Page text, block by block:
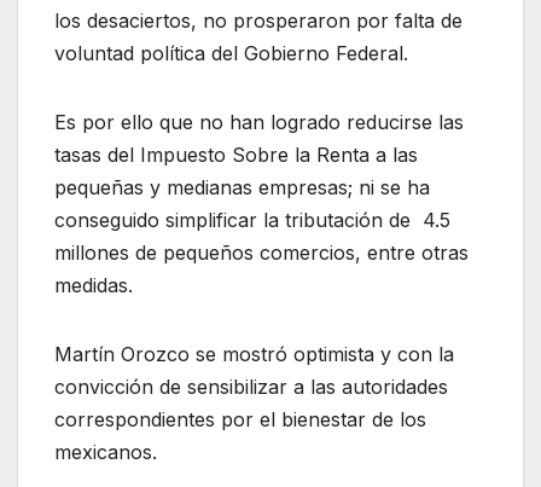
los desaciertos, no prosperaron por falta de
voluntad política del Gobierno Federal.
Es por ello que no han logrado reducirse las
tasas del Impuesto Sobre la Renta a las
pequeñas y medianas empresas; ni se ha
conseguido simplificar la tributación de 4.5
millones de pequeños comercios, entre otras
medidas.
Martín Orozco se mostró optimista y con la
convicción de sensibilizar a las autoridades
correspondientes por el bienestar de los
mexicanos.